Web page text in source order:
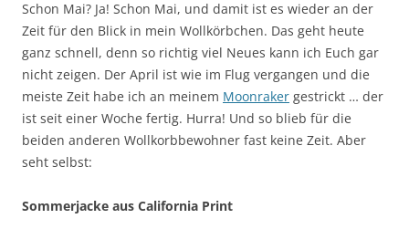
Schon Mai? Ja! Schon Mai, und damit ist es wieder an der
Zeit für den Blick in mein Wollkörbchen. Das geht heute
ganz schnell, denn so richtig viel Neues kann ich Euch gar
nicht zeigen. Der April ist wie im Flug vergangen und die
meiste Zeit habe ich an meinem Moonraker gestrickt … der
ist seit einer Woche fertig. Hurra! Und so blieb für die
beiden anderen Wollkorbbewohner fast keine Zeit. Aber
seht selbst:
Sommerjacke aus California Print